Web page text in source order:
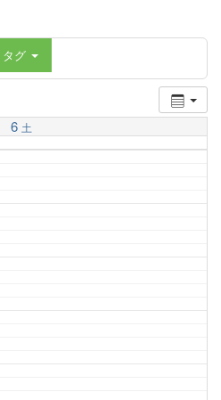
タグ
6 土